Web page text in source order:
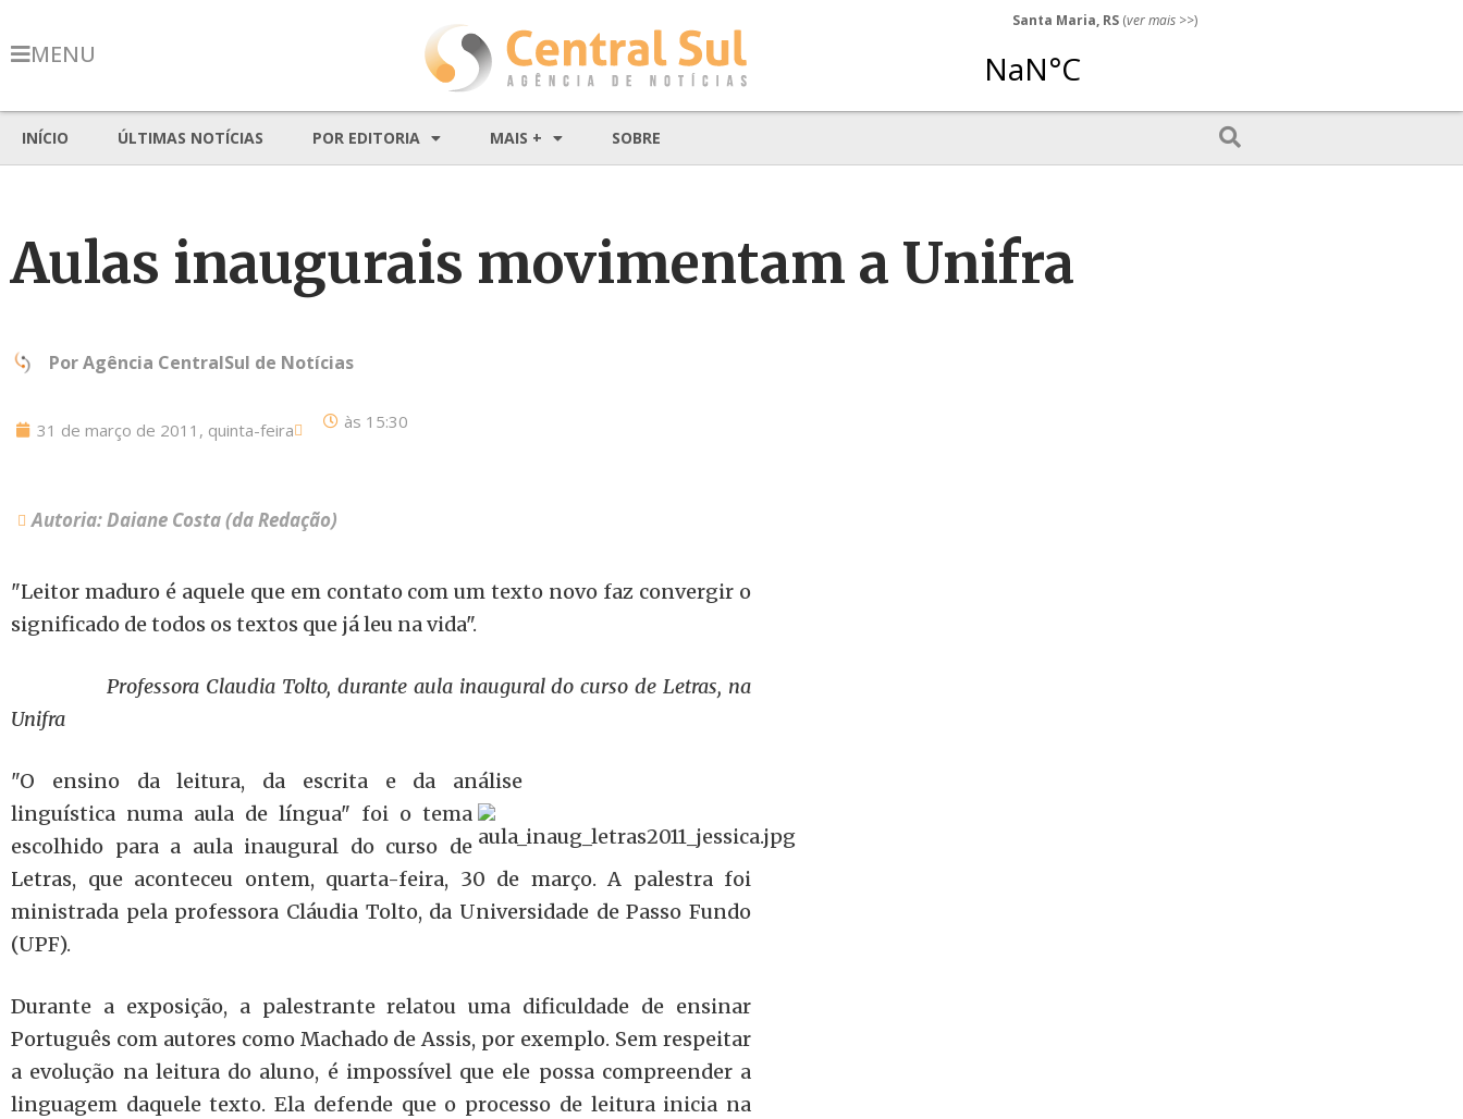
MENU
Santa Maria, RS (ver mais >>)
INÍCIO ÚLTIMAS NOTÍCIAS POR EDITORIA MAIS + SOBRE
Aulas inaugurais movimentam a Unifra
PorAgência CentralSul de Notícias
31 de março de 2011, quinta-feira às 15:30
Autoria: Daiane Costa (da Redação)
"Leitor maduro é aquele que em contato com um texto novo faz convergir o
significado de todos os textos que já leu na vida".
Professora Claudia Tolto, durante aula inaugural do curso de Letras, na
Unifra
"O ensino da leitura, da escrita e da análise
linguística numa aula de língua" foi o tema
escolhido para a aula inaugural do curso de
Letras, que aconteceu ontem, quarta-feira, 30 de março. A palestra foi
ministrada pela professora Cláudia Tolto, da Universidade de Passo Fundo
(UPF).
Durante a exposição, a palestrante relatou uma dificuldade de ensinar
Português com autores como Machado de Assis, por exemplo. Sem respeitar
a evolução na leitura do aluno, é impossível que ele possa compreender a
linguagem daquele texto. Ela defende que o processo de leitura inicia na